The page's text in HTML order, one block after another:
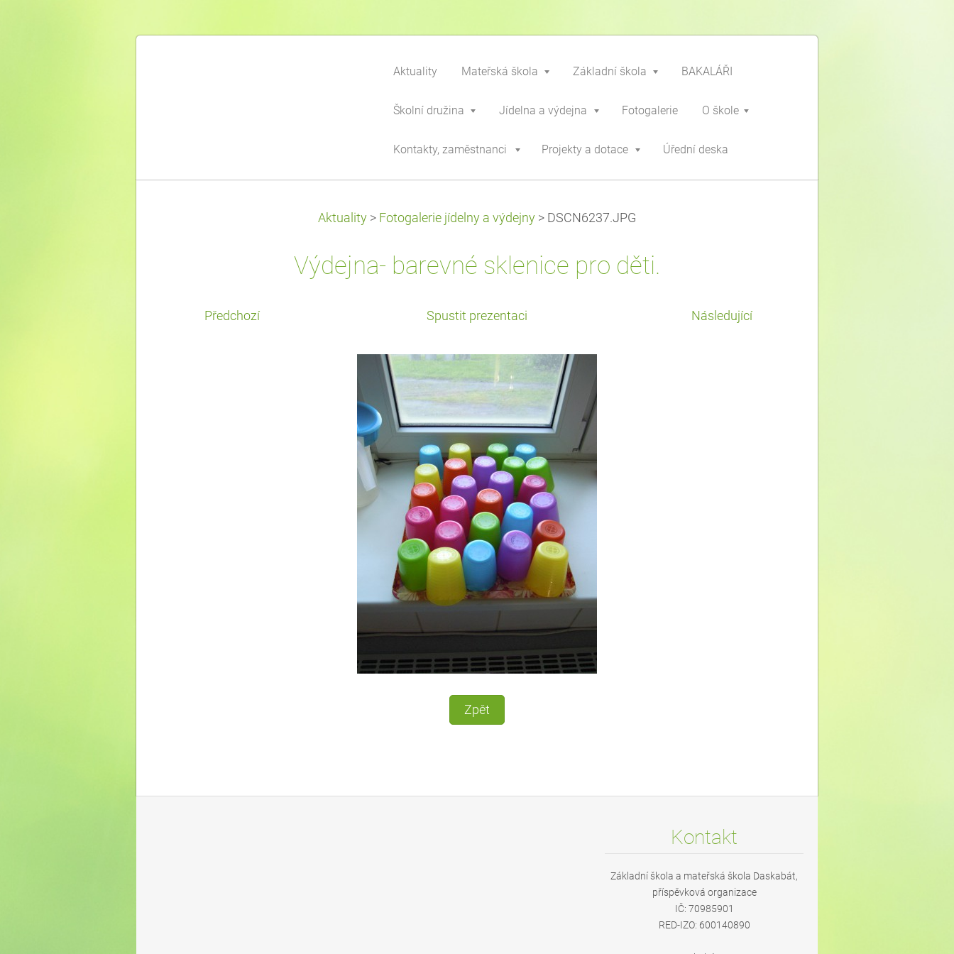
Aktuality Mateřská škola Základní škola BAKALÁŘI
Školní družina Jídelna a výdejna Fotogalerie O škole
Kontakty, zaměstnanci Projekty a dotace Úřední deska
Aktuality > Fotogalerie jídelny a výdejny > DSCN6237.JPG
Výdejna- barevné sklenice pro děti.
Předchozí Spustit prezentaci Následující
Zpět
Kontakt
Základní škola a mateřská škola Daskabát,
příspěvková organizace
IČ: 70985901
RED-IZO: 600140890